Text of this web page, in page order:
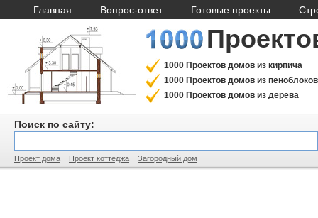
Главная Вопрос-ответ Готовые проекты
1000 Проектов домов из кирпича
1000 Проектов домов из пеноблоков
1000 Проектов домов из дерева
Поиск по сайту:
Проект дома Проект коттеджа Загородный дом